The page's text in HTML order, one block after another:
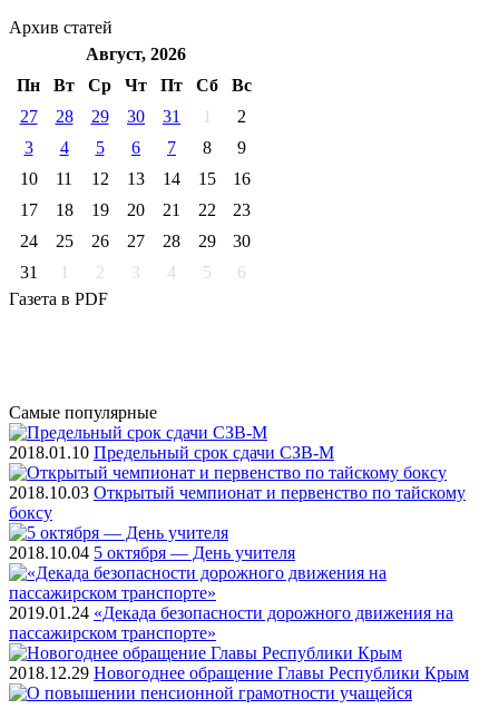
Архив статей
Август, 2026
Пн
Вт Ср Чт Пт Cб
Вс
27
28 29 30 31 1
2
3
4 5 6 7 8
9
10
11 12 13 14 15
16
17
18 19 20 21 22
23
24
25 26 27 28 29
30
31
1 2 3 4 5
6
Газета в PDF
Самые популярные
2018.01.10 Предельный срок сдачи СЗВ-М
2018.10.03 Открытый чемпионат и первенство по тайскому
боксу
2018.10.04 5 октября — День учителя
2019.01.24 «Декада безопасности дорожного движения на
пассажирском транспорте»
2018.12.29 Новогоднее обращение Главы Республики Крым